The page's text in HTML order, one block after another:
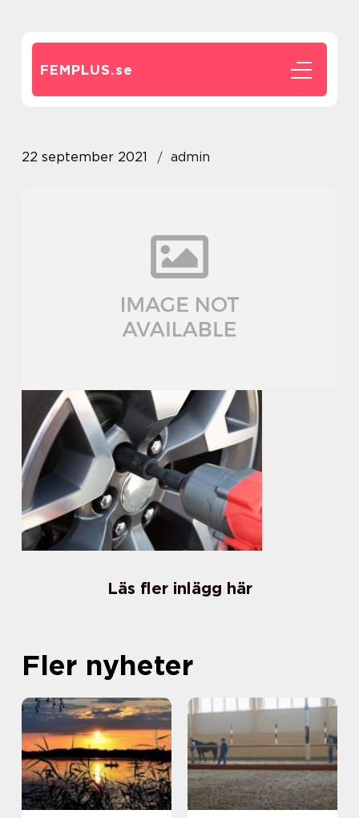
FEMPLUS.se
22 september 2021 admin
Läs fler inlägg här
Fler nyheter